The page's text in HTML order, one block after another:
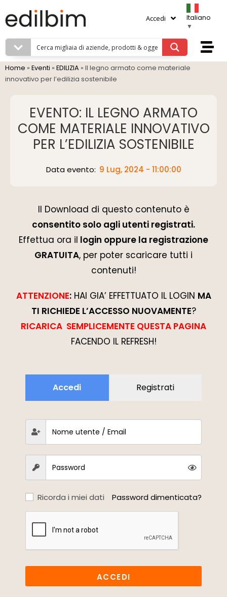
Accedi
Italiano
▼
Home » Eventi » EDILIZIA » Il legno armato come materiale
innovativo per l’edilizia sostenibile
EVENTO: IL LEGNO ARMATO
COME MATERIALE INNOVATIVO
PER L’EDILIZIA SOSTENIBILE
Data evento: 9 Lug, 2024 - 11:00:00
Il Download di questo contenuto è
consentito solo agli utenti registrati.
Effettua ora il login oppure la registrazione
GRATUITA, per poter scaricare tutti i
contenuti!
ATTENZIONE:HAI GIA’ EFFETTUATO IL LOGIN MA
TI RICHIEDE L’ACCESSO NUOVAMENTE?
RICARICA SEMPLICEMENTE QUESTA PAGINA
FACENDO IL REFRESH!
Accedi Registrati
Ricorda i miei dati Password dimenticata?
ACCEDI